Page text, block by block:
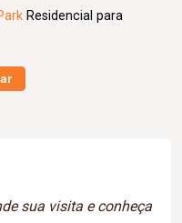
Residencial para
sua visita e conheça